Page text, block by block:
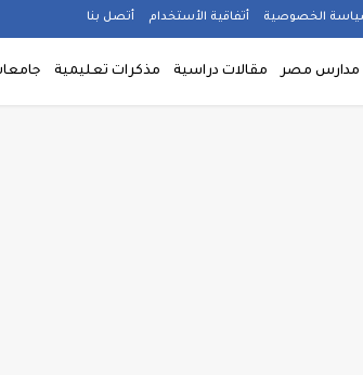
الخصوصية أتفاقية الأستخدام أتصل بنا
مدارس مصر مقالات دراسية مذكرات تعليمية